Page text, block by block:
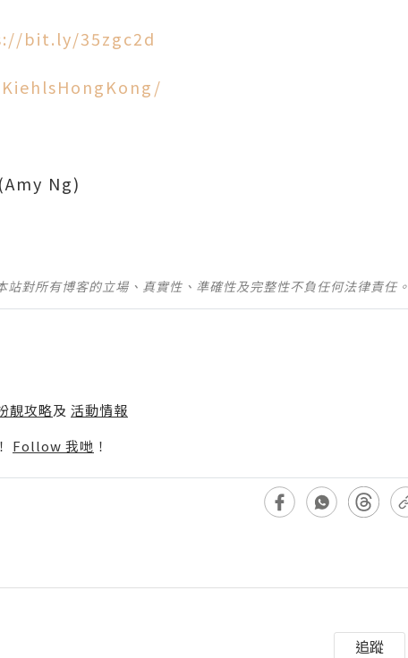
bit.ly/35zgc2d
(Amy Ng)
對所有博客的立場、真實性、準確性及完整性不負任何法律責任。
靚攻略及 活動情報
Follow 我哋 ！
追蹤